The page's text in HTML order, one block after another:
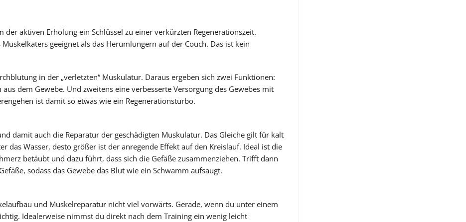
aktiven Erholung ein Schlüssel zu einer verkürzten Regenerationszeit.
geeignet als das Herumlungern auf der Couch. Das ist kein
in der „verletzten“ Muskulatur. Daraus ergeben sich zwei Funktionen:
dem Gewebe. Und zweitens eine verbesserte Versorgung des Gewebes mit
ist damit so etwas wie ein Regenerationsturbo.
damit auch die Reparatur der geschädigten Muskulatur. Das Gleiche gilt für kalt
das Wasser, desto größer ist der anregende Effekt auf den Kreislauf. Ideal ist die
betäubt und dazu führt, dass sich die Gefäße zusammenziehen. Trifft dann
sodass das Gewebe das Blut wie ein Schwamm aufsaugt.
und Muskelreparatur nicht viel vorwärts. Gerade, wenn du unter einem
Idealerweise nimmst du direkt nach dem Training ein wenig leicht